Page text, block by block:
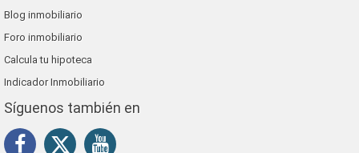
Blog inmobiliario
Foro inmobiliario
Calcula tu hipoteca
Indicador Inmobiliario
Síguenos también en